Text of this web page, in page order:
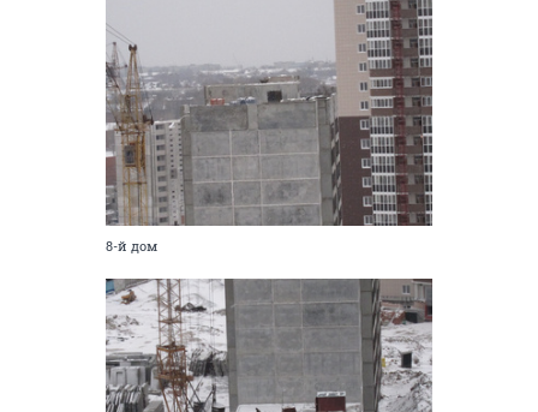
8-й дом